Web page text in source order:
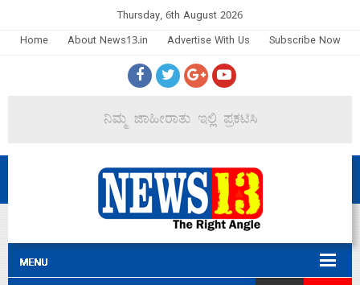
Thursday, 6th August 2026
Home
About News13.in Advertise With Us Subscribe Now